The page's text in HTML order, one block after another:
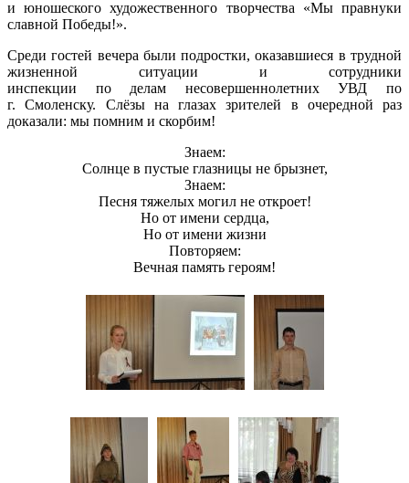
и юношеского художественного творчества «Мы правнуки
славной Победы!».
Среди гостей вечера были подростки, оказавшиеся в трудной
жизненной ситуации и сотрудники
инспекции по делам несовершеннолетних УВД по
г. Смоленску. Слёзы на глазах зрителей в очередной раз
доказали: мы помним и скорбим!
Знаем:
Солнце в пустые глазницы не брызнет,
Знаем:
Песня тяжелых могил не откроет!
Но от имени сердца,
Но от имени жизни
Повторяем:
Вечная память героям!